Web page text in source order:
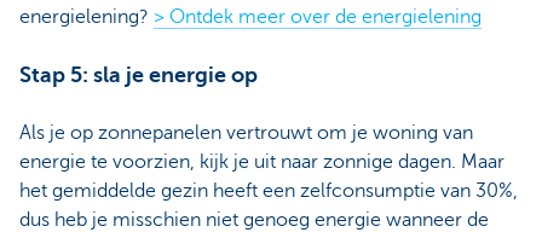
energielening? > Ontdek meer over de energielening
Stap 5: sla je energie op
Als je op zonnepanelen vertrouwt om je woning van
energie te voorzien, kijk je uit naar zonnige dagen. Maar
het gemiddelde gezin heeft een zelfconsumptie van 30%,
dus heb je misschien niet genoeg energie wanneer de